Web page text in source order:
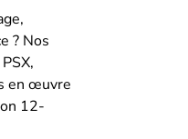
? Nos
en œuvre
12-